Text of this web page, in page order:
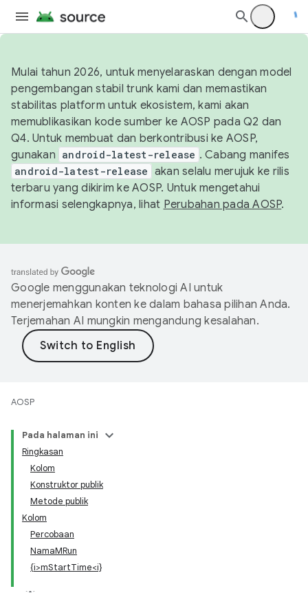
Mulai tahun 2026, untuk menyelaraskan dengan model
pengembangan stabil trunk kami dan memastikan
stabilitas platform untuk ekosistem, kami akan
memublikasikan kode sumber ke AOSP pada Q2 dan
Q4. Untuk membuat dan berkontribusi ke AOSP,
gunakan android-latest-release . Cabang manifes
android-latest-release akan selalu merujuk ke rilis
terbaru yang dikirim ke AOSP. Untuk mengetahui
informasi selengkapnya, lihat Perubahan pada AOSP.
Google menggunakan teknologi AI untuk
menerjemahkan konten ke dalam bahasa pilihan Anda.
Terjemahan AI mungkin mengandung kesalahan.
AOSP
Pada halaman ini
Ringkasan
Kolom
Konstruktor publik
Metode publik
Kolom
Percobaan
NamaMRun
{i>mStartTime<i}